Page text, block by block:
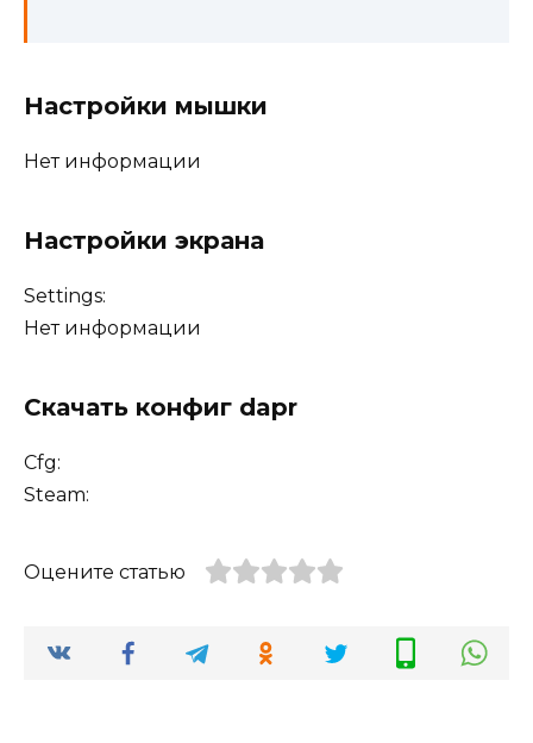
Настройки мышки
Нет информации
Настройки экрана
Settings:
Нет информации
Скачать конфиг dapr
Cfg:
Steam:
Оцените статью